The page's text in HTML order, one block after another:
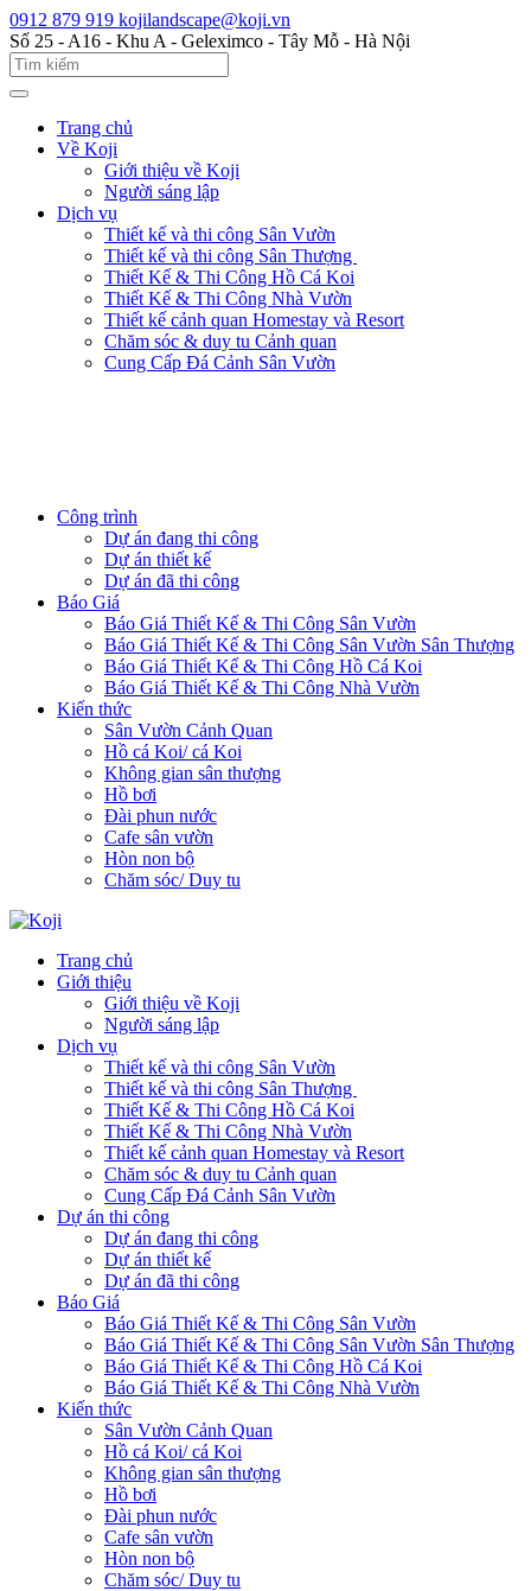
0912 879 919 kojilandscape@koji.vn
Số 25 - A16 - Khu A - Geleximco - Tây Mỗ - Hà Nội
Trang chủ
Về Koji
Giới thiệu về Koji
Người sáng lập
Dịch vụ
Thiết kế và thi công Sân Vườn
Thiết kế và thi công Sân Thượng
Thiết Kế & Thi Công Hồ Cá Koi
Thiết Kế & Thi Công Nhà Vườn
Thiết kế cảnh quan Homestay và Resort
Chăm sóc & duy tu Cảnh quan
Cung Cấp Đá Cảnh Sân Vườn
Công trình
Dự án đang thi công
Dự án thiết kế
Dự án đã thi công
Báo Giá
Báo Giá Thiết Kế & Thi Công Sân Vườn
Báo Giá Thiết Kế & Thi Công Sân Vườn Sân Thượng
Báo Giá Thiết Kế & Thi Công Hồ Cá Koi
Báo Giá Thiết Kế & Thi Công Nhà Vườn
Kiến thức
Sân Vườn Cảnh Quan
Hồ cá Koi/ cá Koi
Không gian sân thượng
Hồ bơi
Đài phun nước
Cafe sân vườn
Hòn non bộ
Chăm sóc/ Duy tu
Trang chủ
Giới thiệu
Giới thiệu về Koji
Người sáng lập
Dịch vụ
Thiết kế và thi công Sân Vườn
Thiết kế và thi công Sân Thượng
Thiết Kế & Thi Công Hồ Cá Koi
Thiết Kế & Thi Công Nhà Vườn
Thiết kế cảnh quan Homestay và Resort
Chăm sóc & duy tu Cảnh quan
Cung Cấp Đá Cảnh Sân Vườn
Dự án thi công
Dự án đang thi công
Dự án thiết kế
Dự án đã thi công
Báo Giá
Báo Giá Thiết Kế & Thi Công Sân Vườn
Báo Giá Thiết Kế & Thi Công Sân Vườn Sân Thượng
Báo Giá Thiết Kế & Thi Công Hồ Cá Koi
Báo Giá Thiết Kế & Thi Công Nhà Vườn
Kiến thức
Sân Vườn Cảnh Quan
Hồ cá Koi/ cá Koi
Không gian sân thượng
Hồ bơi
Đài phun nước
Cafe sân vườn
Hòn non bộ
Chăm sóc/ Duy tu